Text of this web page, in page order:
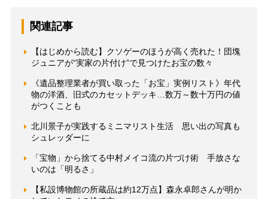
関連記事
【はじめから読む】クソゲーのほうが高く売れた！団塊
ジュニアが“実家の片付け”で見つけたお宝の数々
《遺品整理業者が買い取った「お宝」実例リスト》年代
物の洋酒、旧式のカセットデッキ…数万～数十万円の値
がつくことも
北川景子が実践するミニマリスト生活 思い出の写真も
シュレッダーに
「宝物」から捨てる中村メイコ流の片づけ術 手放さな
いのは「明るさ」
【私設博物館の所蔵品は約12万点】森永卓郎さんが明か